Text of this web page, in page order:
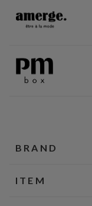
BRAND
ITEM